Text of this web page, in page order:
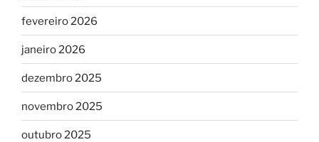
fevereiro 2026
janeiro 2026
dezembro 2025
novembro 2025
outubro 2025